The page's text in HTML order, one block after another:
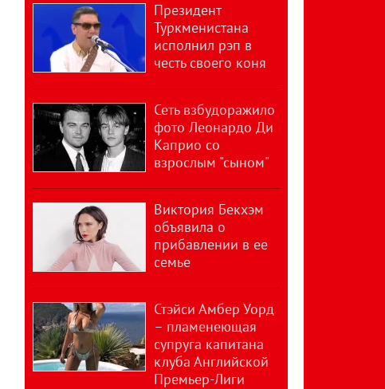
Президент
Туркменистана
исполнил рэп в
честь своего коня
Сеть взбудоражило
фото Леонардо Ди
Каприо со
взрослым "сыном"
Виктория Бекхэм
объявила о
прибавлении в ее
семье
Стэйси Амбер Уорд
– пламенеющая
супруга капитана
клуба Английской
Премьер-Лиги